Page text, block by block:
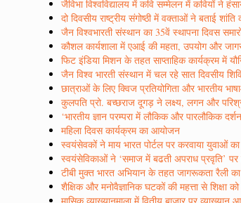
जैविभा विश्वविद्यालय में कवि सम्मेलन में कवियों ने
दो दिवसीय राष्ट्रीय संगोष्ठी में वक्ताओं ने बताई
जैन विश्वभारती संस्थान का 35वें स्थापना दिवस
कौशल कार्यशाला में एआई की महता, उपयोग और
फिट इंडिया मिशन के तहत साप्ताहिक कार्यक्रम में
जैन विश्व भारती संस्थान में चल रहे सात दिवसीय
छात्राओं के लिए क्विज प्रतियोगिता और भारतीय
कुलपति प्रो. बच्छराज दूगड़ ने लक्ष्य, लगन और
‘भारतीय ज्ञान परम्परा में लौकिक और पारलौकिक
महिला दिवस कार्यक्रम का आयोजन
स्वयंसेवकों ने माय भारत पोर्टल पर करवाया युवाओं
स्वयंसेविकाओं ने ‘समाज में बढती अपराध प्रवृति’
टीबी मुक्त भारत अभियान के तहत जागरूकता रैली
शैक्षिक और मनोवैज्ञानिक घटकों की महत्ता से